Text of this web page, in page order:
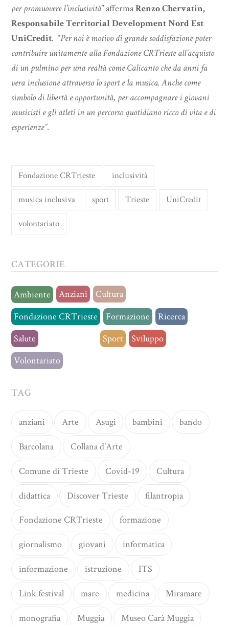
per promuovere l’inclusività” affermaRenzo Chervatin,
Responsabile Territorial Development Nord Est
UniCredit. “Per noi è motivo di grande soddisfazione poter
contribuire unitamente alla Fondazione CRTrieste all’acquisto
di un pulmino per una realtà come Calicanto che da anni fa
vera inclusione attraverso lo sport e la musica. Anche come
simbolo di libertà e opportunità, per accompagnare i giovani
musicisti e gli atleti in un percorso quotidiano ricco di vita e di
esperienze”.
Fondazione CRTrieste inclusività
musica inclusiva sport Trieste UniCredit
volontariato
CATEGORIE
Ambiente Anziani
Cultura
Fondazione CRTrieste
Formazione
Ricerca
Salute
Sport
Sviluppo
Volontariato
TAG
anziani Arte Asugi bambini bando
Barcolana Collana d'Arte
Comune di Trieste Covid-19 Cultura
didattica Discover Trieste filantropia
Fondazione CRTrieste formazione
giornalismo giovani informatica
informazione istruzione ITS
Link festival mare medicina Miramare
monografia Muggia Museo Carà Muggia